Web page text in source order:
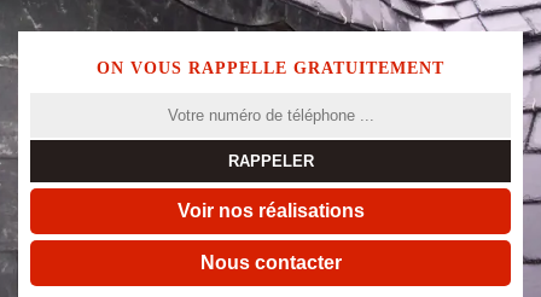
ON VOUS RAPPELLE GRATUITEMENT
Voir nos réalisations
Nous contacter